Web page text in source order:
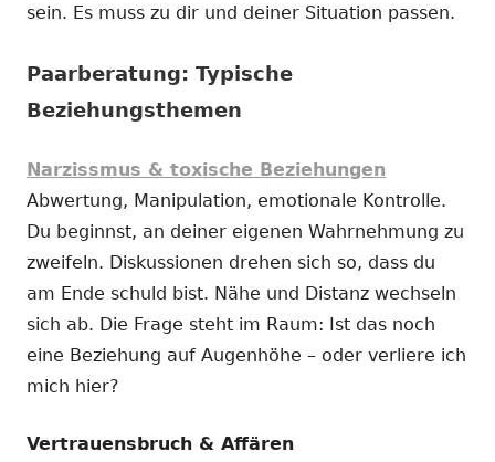
sein. Es muss zu dir und deiner Situation passen.
Paarberatung: Typische
Beziehungsthemen
Narzissmus & toxische Beziehungen
Abwertung, Manipulation, emotionale Kontrolle.
Du beginnst, an deiner eigenen Wahrnehmung zu
zweifeln. Diskussionen drehen sich so, dass du
am Ende schuld bist. Nähe und Distanz wechseln
sich ab. Die Frage steht im Raum: Ist das noch
eine Beziehung auf Augenhöhe – oder verliere ich
mich hier?
Vertrauensbruch & Affären